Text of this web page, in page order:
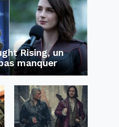
Rising, un
manquer